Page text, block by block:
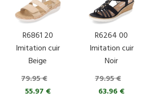
R6861 20
Imitation cuir
Beige
79.95 €
55.97 €
R6264 00
Imitation cuir
Noir
79.95 €
63.96 €